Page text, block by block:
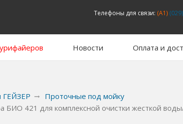
Телефоны для связи: (A1)
Новости Оплата и
ГЕЙЗЕР
Проточные под мойку
БИО 421 для комплексной очистки жесткой